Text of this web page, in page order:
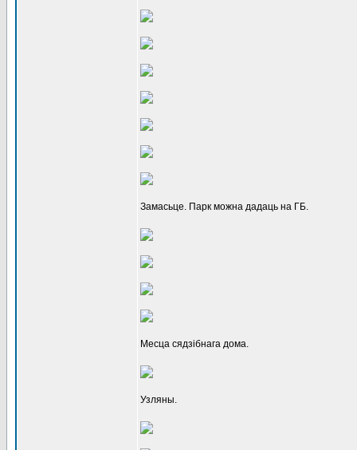
Замасьце. Парк можна дадаць на ГБ.
Месца сядзібнага дома.
Узляны.